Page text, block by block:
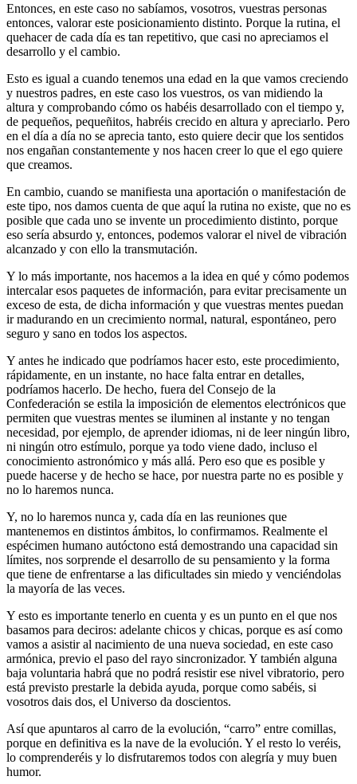
Entonces, en este caso no sabíamos, vosotros, vuestras personas
entonces, valorar este posicionamiento distinto. Porque la rutina, el
quehacer de cada día es tan repetitivo, que casi no apreciamos el
desarrollo y el cambio.
Esto es igual a cuando tenemos una edad en la que vamos creciendo
y nuestros padres, en este caso los vuestros, os van midiendo la
altura y comprobando cómo os habéis desarrollado con el tiempo y,
de pequeños, pequeñitos, habréis crecido en altura y apreciarlo. Pero
en el día a día no se aprecia tanto, esto quiere decir que los sentidos
nos engañan constantemente y nos hacen creer lo que el ego quiere
que creamos.
En cambio, cuando se manifiesta una aportación o manifestación de
este tipo, nos damos cuenta de que aquí la rutina no existe, que no es
posible que cada uno se invente un procedimiento distinto, porque
eso sería absurdo y, entonces, podemos valorar el nivel de vibración
alcanzado y con ello la transmutación.
Y lo más importante, nos hacemos a la idea en qué y cómo podemos
intercalar esos paquetes de información, para evitar precisamente un
exceso de esta, de dicha información y que vuestras mentes puedan
ir madurando en un crecimiento normal, natural, espontáneo, pero
seguro y sano en todos los aspectos.
Y antes he indicado que podríamos hacer esto, este procedimiento,
rápidamente, en un instante, no hace falta entrar en detalles,
podríamos hacerlo. De hecho, fuera del Consejo de la
Confederación se estila la imposición de elementos electrónicos que
permiten que vuestras mentes se iluminen al instante y no tengan
necesidad, por ejemplo, de aprender idiomas, ni de leer ningún libro,
ni ningún otro estímulo, porque ya todo viene dado, incluso el
conocimiento astronómico y más allá. Pero eso que es posible y
puede hacerse y de hecho se hace, por nuestra parte no es posible y
no lo haremos nunca.
Y, no lo haremos nunca y, cada día en las reuniones que
mantenemos en distintos ámbitos, lo confirmamos. Realmente el
espécimen humano autóctono está demostrando una capacidad sin
límites, nos sorprende el desarrollo de su pensamiento y la forma
que tiene de enfrentarse a las dificultades sin miedo y venciéndolas
la mayoría de las veces.
Y esto es importante tenerlo en cuenta y es un punto en el que nos
basamos para deciros: adelante chicos y chicas, porque es así como
vamos a asistir al nacimiento de una nueva sociedad, en este caso
armónica, previo el paso del rayo sincronizador. Y también alguna
baja voluntaria habrá que no podrá resistir ese nivel vibratorio, pero
está previsto prestarle la debida ayuda, porque como sabéis, si
vosotros dais dos, el Universo da doscientos.
Así que apuntaros al carro de la evolución, “carro” entre comillas,
porque en definitiva es la nave de la evolución. Y el resto lo veréis,
lo comprenderéis y lo disfrutaremos todos con alegría y muy buen
humor.